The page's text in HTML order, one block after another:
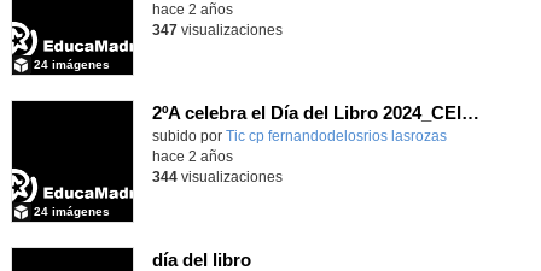
24 imágenes
hace 2 años
347visualizaciones
2ºA celebra el Día del Libro 2024_CEIP FDLR_Las Rozas
Contenido educativo.
subido por Tic cp fernandodelosrios lasrozas
24 imágenes
-
hace 2 años
344visualizaciones
día del libro